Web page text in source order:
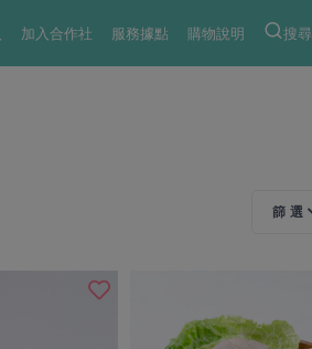
加入合作社 服務據點 購物說明 搜尋
篩 選